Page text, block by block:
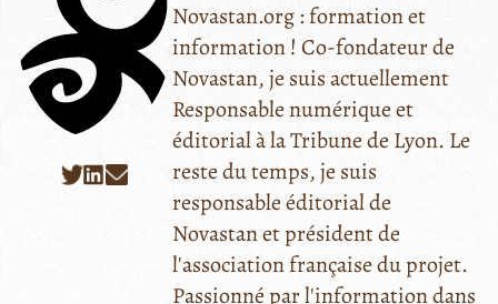
Novastan.org : formation et
information ! Co-fondateur de
Novastan, je suis actuellement
Responsable numérique et
éditorial à la Tribune de Lyon. Le
reste du temps, je suis
responsable éditorial de
Novastan et président de
l'association française du projet.
Passionné par l'information dans